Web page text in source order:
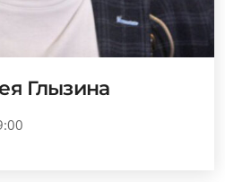
Глызина